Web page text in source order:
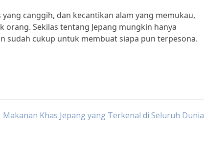
canggih, dan kecantikan alam yang memukau,
orang. Sekilas tentang Jepang mungkin hanya
sudah cukup untuk membuat siapa pun terpesona.
Makanan Khas Jepang yang Terkenal di Seluruh Dunia